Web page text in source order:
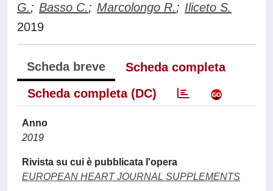
G.; Basso C.; Marcolongo R.; Iliceto S.
2019
Scheda breve
Scheda completa
Scheda completa (DC)
Anno
2019
Rivista su cui è pubblicata l'opera
EUROPEAN HEART JOURNAL SUPPLEMENTS